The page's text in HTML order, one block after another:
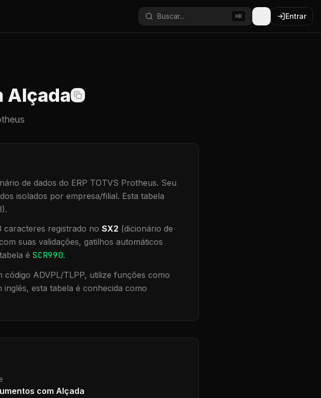
Buscar... ⌘K Entrar
Alçada
de dados do ERP TOTVS Protheus. Seu
isolados por empresa/filial. Esta tabela
caracteres registrado no SX2 (dicionário de
suas validações, gatilhos automáticos
é SCR990.
código ADVPL/TLPP, utilize funções como
inglês, esta tabela é conhecida como
com Alçada